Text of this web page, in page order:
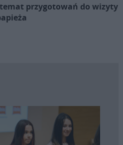
temat przygotowań do wizyty